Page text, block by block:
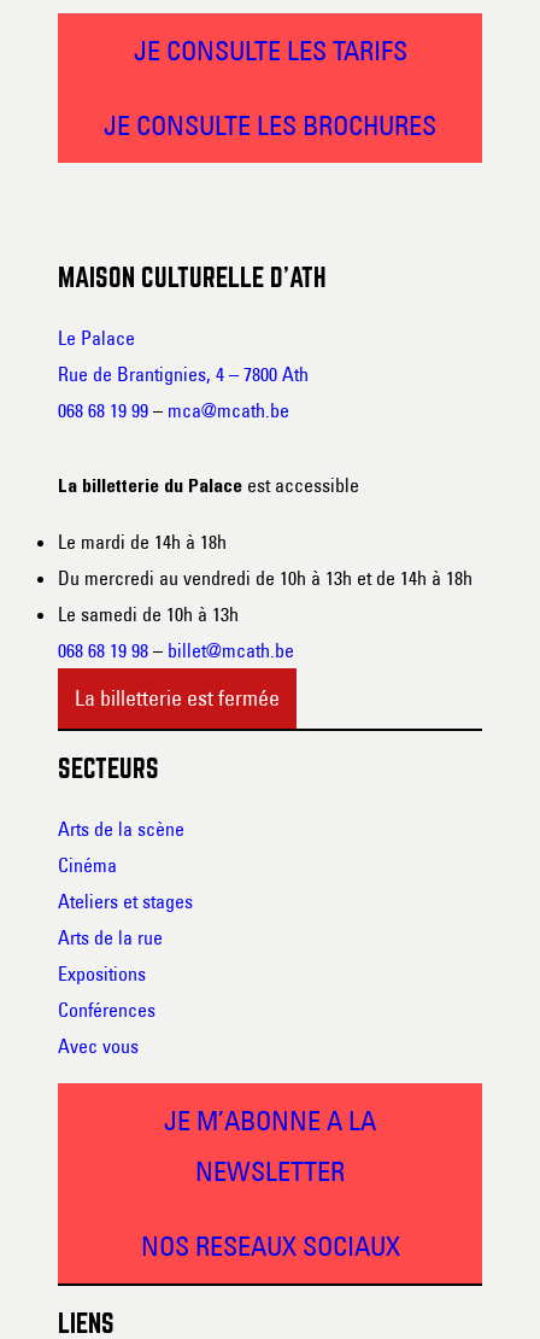
JE CONSULTE LES TARIFS
JE CONSULTE LES BROCHURES
MAISON CULTURELLE D’ATH
Le Palace
Rue de Brantignies, 4 – 7800 Ath
068 68 19 99 – mca@mcath.be
La billetterie du Palace est accessible
Le mardi de 14h à 18h
Du mercredi au vendredi de 10h à 13h et de 14h à 18h
Le samedi de 10h à 13h
068 68 19 98 – billet@mcath.be
La billetterie est fermée
SECTEURS
Arts de la scène
Cinéma
Ateliers et stages
Arts de la rue
Expositions
Conférences
Avec vous
JE M’ABONNE A LA
NEWSLETTER
NOS RESEAUX SOCIAUX
LIENS